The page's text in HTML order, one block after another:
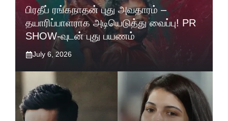
பிரதீப் ரங்கநாதன் புது அவதாரம் –
தயாரிப்பாளராக அடியெடுத்து வைப்பு! PR
SHOW-வுடன் புது பயணம்
July 6, 2026